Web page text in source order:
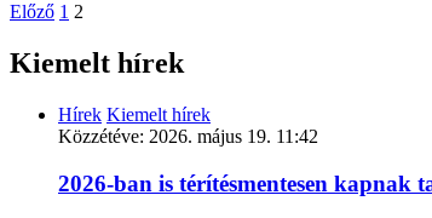
Előző 1 2
Kiemelt hírek
Hírek Kiemelt hírek
Közzétéve: 2026. május 19. 11:42
2026-ban is térítésmentesen kapnak